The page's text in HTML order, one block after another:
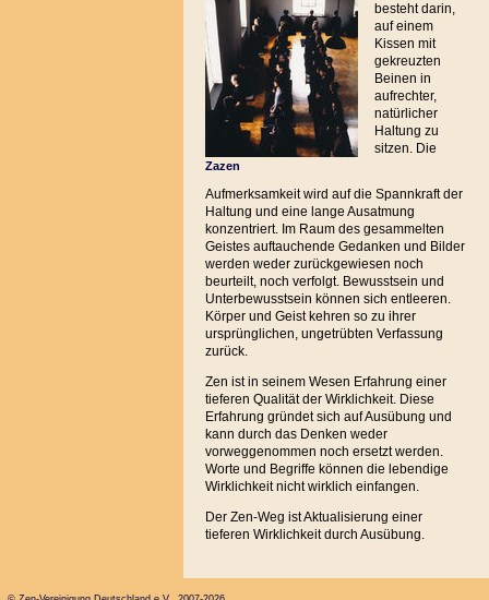
Zazen
besteht darin,
auf einem
Kissen mit
gekreuzten
Beinen in
aufrechter,
natürlicher
Haltung zu
sitzen. Die
Aufmerksamkeit wird auf die Spannkraft der
Haltung und eine lange Ausatmung
konzentriert. Im Raum des gesammelten
Geistes auftauchende Gedanken und Bilder
werden weder zurückgewiesen noch
beurteilt, noch verfolgt. Bewusstsein und
Unterbewusstsein können sich entleeren.
Körper und Geist kehren so zu ihrer
ursprünglichen, ungetrübten Verfassung
zurück.
Zen ist in seinem Wesen Erfahrung einer
tieferen Qualität der Wirklichkeit. Diese
Erfahrung gründet sich auf Ausübung und
kann durch das Denken weder
vorweggenommen noch ersetzt werden.
Worte und Begriffe können die lebendige
Wirklichkeit nicht wirklich einfangen.
Der Zen-Weg ist Aktualisierung einer
tieferen Wirklichkeit durch Ausübung.